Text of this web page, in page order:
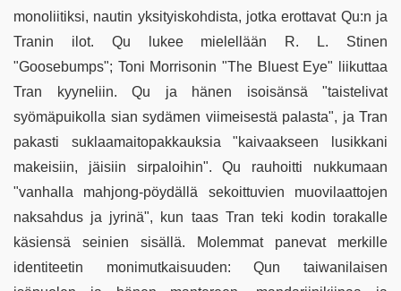
monoliitiksi, nautin yksityiskohdista, jotka erottavat Qu:n ja
Tranin ilot. Qu lukee mielellään R. L. Stinen
"Goosebumps"; Toni Morrisonin "The Bluest Eye" liikuttaa
Tran kyyneliin. Qu ja hänen isoisänsä "taistelivat
syömäpuikolla sian sydämen viimeisestä palasta", ja Tran
pakasti suklaamaitopakkauksia "kaivaakseen lusikkani
makeisiin, jäisiin sirpaloihin". Qu rauhoitti nukkumaan
"vanhalla mahjong-pöydällä sekoittuvien muovilaattojen
naksahdus ja jyrinä", kun taas Tran teki kodin torakalle
käsiensä seinien sisällä. Molemmat panevat merkille
identiteetin monimutkaisuuden: Qun taiwanilaisen